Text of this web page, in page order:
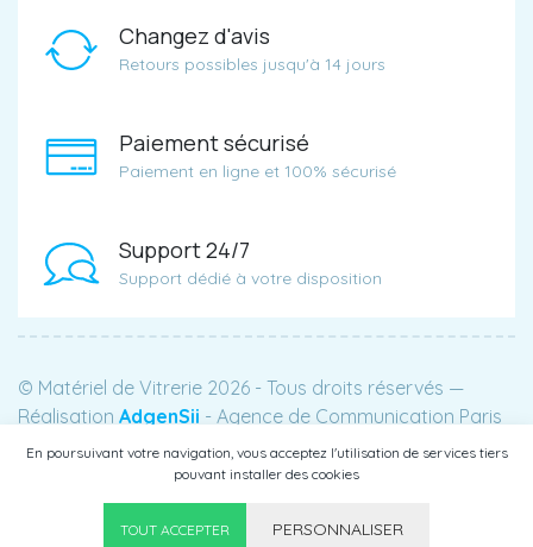
Changez d'avis
Retours possibles jusqu'à 14 jours
Paiement sécurisé
Paiement en ligne et 100% sécurisé
Support 24/7
Support dédié à votre disposition
© Matériel de Vitrerie 2026 - Tous droits réservés —
Réalisation AdgenSii - Agence de Communication Paris
75
En poursuivant votre navigation, vous acceptez l'utilisation de services tiers
pouvant installer des cookies
TOUT ACCEPTER PERSONNALISER